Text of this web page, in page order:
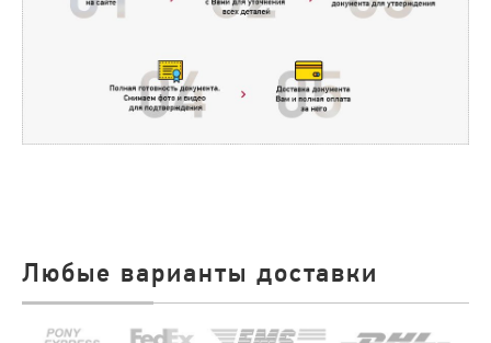
Любые варианты доставки